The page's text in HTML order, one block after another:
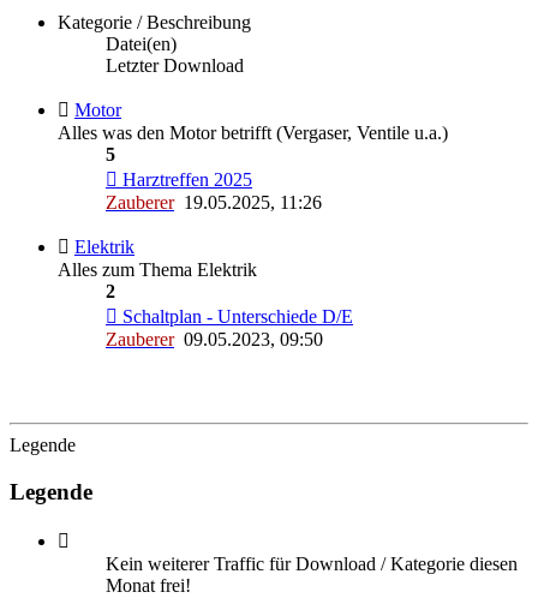
Kategorie / Beschreibung
Datei(en)
Letzter Download
Motor
Alles was den Motor betrifft (Vergaser, Ventile u.a.)
5
Harztreffen 2025
Zauberer 19.05.2025, 11:26
Elektrik
Alles zum Thema Elektrik
2
Schaltplan - Unterschiede D/E
Zauberer 09.05.2023, 09:50
Legende
Legende
Kein weiterer Traffic für Download / Kategorie diesen
Monat frei!